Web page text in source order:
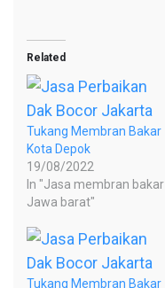
Related
Tukang Membran Bakar
Kota Depok
19/08/2022
In "Jasa membran bakar
Jawa barat"
Tukang Membran Bakar